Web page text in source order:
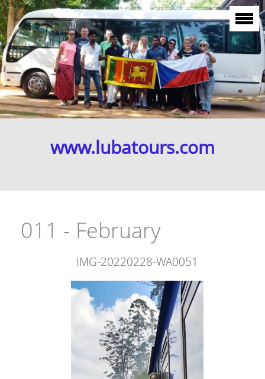
www.lubatours.com
011 - February
IMG-20220228-WA0051